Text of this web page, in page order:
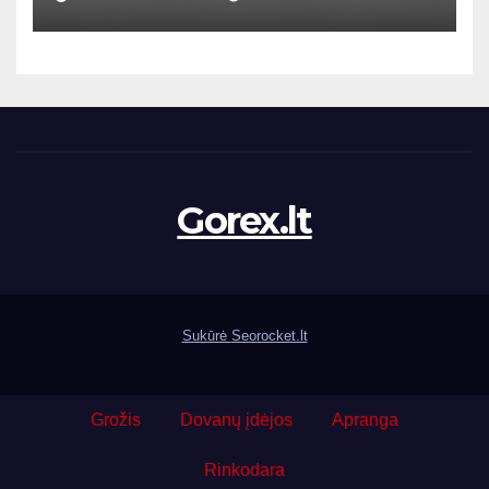
Gorex.lt
Sukūrė Seorocket.lt
Grožis Dovanų įdėjos Apranga
Rinkodara